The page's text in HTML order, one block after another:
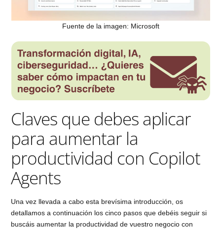
Fuente de la imagen: Microsoft
Claves que debes aplicar
para aumentar la
productividad con Copilot
Agents
Una vez llevada a cabo esta brevísima introducción, os
detallamos a continuación los cinco pasos que debéis seguir si
buscáis aumentar la productividad de vuestro negocio con